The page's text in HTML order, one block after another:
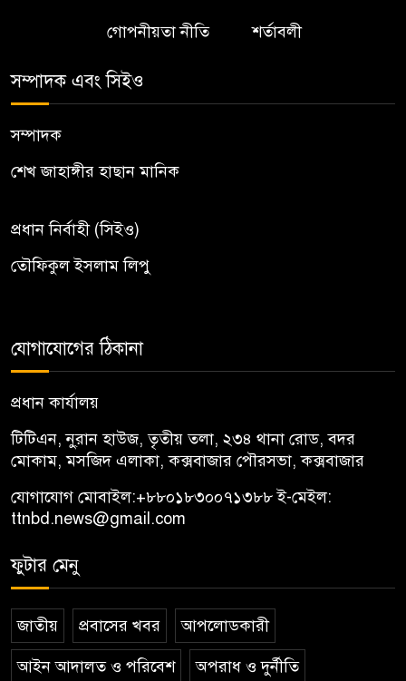
গোপনীয়তা নীতি শর্তাবলী
সম্পাদক এবং সিইও
সম্পাদক
শেখ জাহাঙ্গীর হাছান মানিক
প্রধান নির্বাহী (সিইও)
তৌফিকুল ইসলাম লিপু
যোগাযোগের ঠিকানা
প্রধান কার্যালয়
টিটিএন, নু্রান হাউজ, তৃতীয় তলা, ২৩৪ থানা রোড, বদর
মোকাম, মসজিদ এলাকা, কক্সবাজার পৌরসভা, কক্সবাজার
যোগাযোগ মোবাইল:+৮৮০১৮৩০০৭১৩৮৮ই-মেইল:
ttnbd.news@gmail.com
ফুটার মেনু
জাতীয় প্রবাসের খবর আপলোডকারী
আইন আদালত ও পরিবেশ অপরাধ ও দুর্নীতি